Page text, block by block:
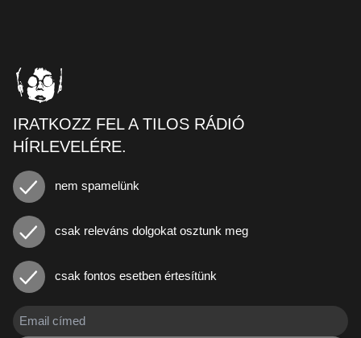
IRATKOZZ FEL A TILOS RÁDIÓ
HÍRLEVELÉRE.
nem spamelünk
csak releváns dolgokat osztunk meg
csak fontos esetben értesítünk